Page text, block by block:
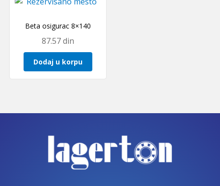
Beta osigurac 8×140
87.57din
Dodaj u korpu